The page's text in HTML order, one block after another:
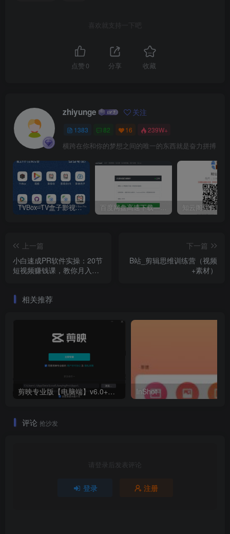
喜欢就支持一下吧
点赞 0 分享 收藏
zhiyunge 关注
1383 82 16 239W+
横跨在你和你的梦想之间的唯一的东西就是奋力拼搏
TVBox–TV盒子影视神器【附视频源和下载地址】【附自带源软件】 百度网盘高速下载——解析站点汇总
上一篇
小白速成PR软件实操：20节
短视频赚钱课，教你月入过
下一篇
B站_剪辑思维训练营（视频
+素材）
相关推荐
剪映专业版【电脑端】v6.0+解锁 InShot
评论 抢沙发
请登录后发表评论
登录 注册